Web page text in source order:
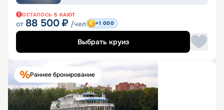
ОСТАЛОСЬ 5 КАЮТ
от 88 500 ₽ /чел +1 000
Выбрать круиз
Раннее бронирование